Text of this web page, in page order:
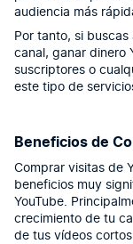
audiencia más
Por tanto, si
canal, ganar dinero
suscriptores o
este tipo de
Beneficios de
Comprar visitas de
beneficios muy
YouTube.
crecimiento de tu
de tus vídeos